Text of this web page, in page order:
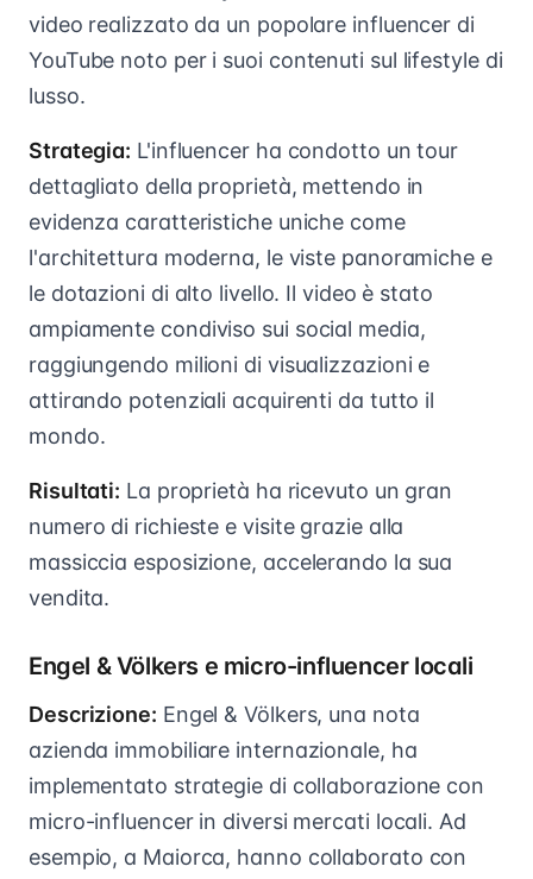
video realizzato da un popolare influencer di
YouTube noto per i suoi contenuti sul lifestyle di
lusso.
Strategia: L'influencer ha condotto un tour
dettagliato della proprietà, mettendo in
evidenza caratteristiche uniche come
l'architettura moderna, le viste panoramiche e
le dotazioni di alto livello. Il video è stato
ampiamente condiviso sui social media,
raggiungendo milioni di visualizzazioni e
attirando potenziali acquirenti da tutto il
mondo.
Risultati: La proprietà ha ricevuto un gran
numero di richieste e visite grazie alla
massiccia esposizione, accelerando la sua
vendita.
Engel & Völkers e micro-influencer locali
Descrizione: Engel & Völkers, una nota
azienda immobiliare internazionale, ha
implementato strategie di collaborazione con
micro-influencer in diversi mercati locali. Ad
esempio, a Maiorca, hanno collaborato con